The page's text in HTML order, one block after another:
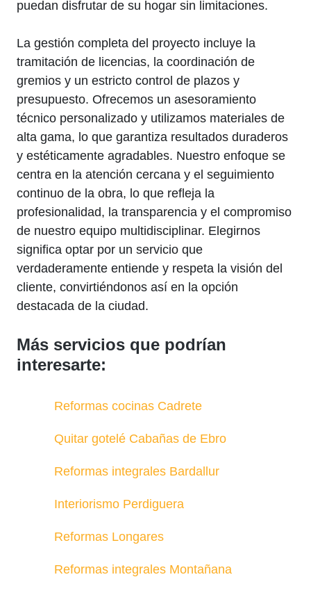
puedan disfrutar de su hogar sin limitaciones.
La gestión completa del proyecto incluye la
tramitación de licencias, la coordinación de
gremios y un estricto control de plazos y
presupuesto. Ofrecemos un asesoramiento
técnico personalizado y utilizamos materiales de
alta gama, lo que garantiza resultados duraderos
y estéticamente agradables. Nuestro enfoque se
centra en la atención cercana y el seguimiento
continuo de la obra, lo que refleja la
profesionalidad, la transparencia y el compromiso
de nuestro equipo multidisciplinar. Elegirnos
significa optar por un servicio que
verdaderamente entiende y respeta la visión del
cliente, convirtiéndonos así en la opción
destacada de la ciudad.
Más servicios que podrían
interesarte:
Reformas cocinas Cadrete
Quitar gotelé Cabañas de Ebro
Reformas integrales Bardallur
Interiorismo Perdiguera
Reformas Longares
Reformas integrales Montañana